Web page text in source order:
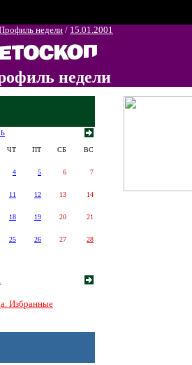
недели / 15.01.2001
недели
ЧТ ПТ СБ ВС
4 5 6 7
11 12 13 14
18 19 20 21
25 26 27 28
Избранные